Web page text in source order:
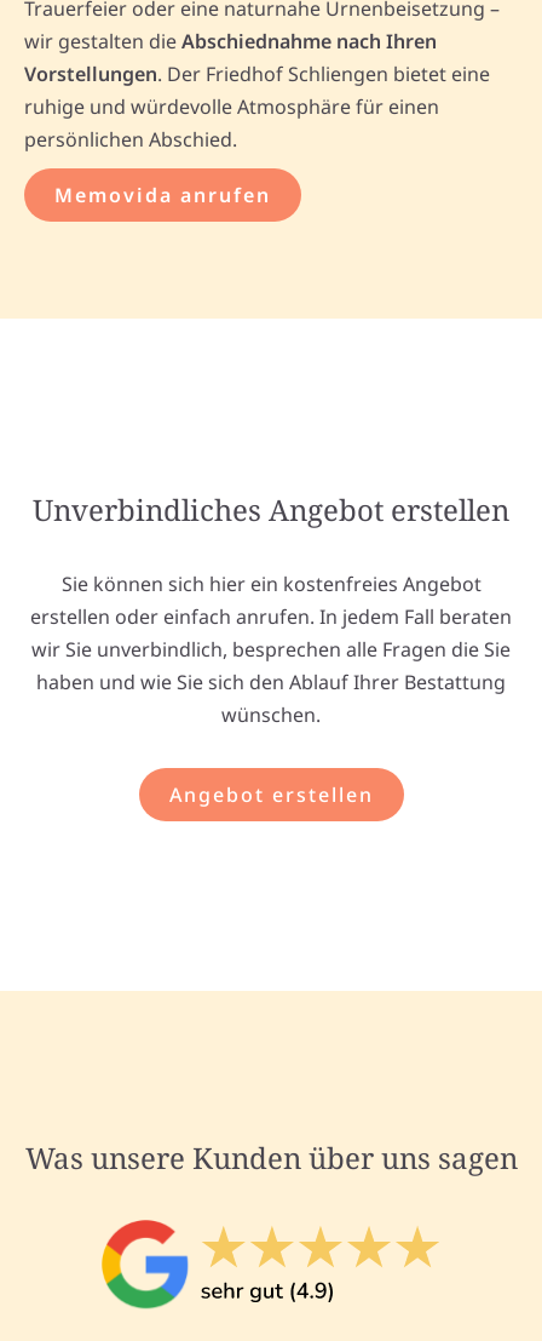
Trauerfeier oder eine naturnahe Urnenbeisetzung –
wir gestalten dieAbschiednahme nach Ihren
Vorstellungen. Der Friedhof Schliengen bietet eine
ruhige und würdevolle Atmosphäre für einen
persönlichen Abschied.
Memovida anrufen
Unverbindliches Angebot erstellen
Sie können sich hier ein kostenfreies Angebot
erstellen oder einfach anrufen. In jedem Fall beraten
wir Sie unverbindlich, besprechen alle Fragen die Sie
haben und wie Sie sich den Ablauf Ihrer Bestattung
wünschen.
Angebot erstellen
Was unsere Kunden über uns sagen